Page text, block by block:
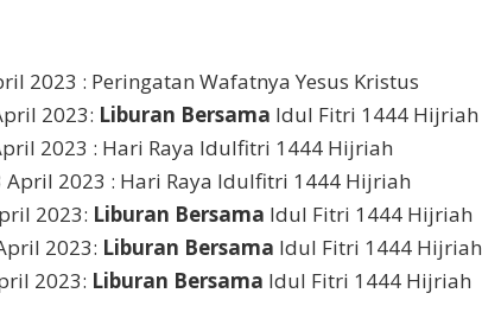
2023 : Peringatan Wafatnya Yesus Kristus
2023: Liburan Bersama Idul Fitri 1444 Hijriah
2023 : Hari Raya Idulfitri 1444 Hijriah
April 2023 : Hari Raya Idulfitri 1444 Hijriah
2023: Liburan Bersama Idul Fitri 1444 Hijriah
2023: Liburan Bersama Idul Fitri 1444 Hijriah
2023: Liburan Bersama Idul Fitri 1444 Hijriah